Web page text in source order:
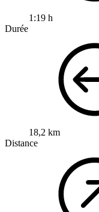
1:19 h
Durée
18,2 km
Distance